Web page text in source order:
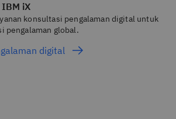
iX
konsultasi pengalaman digital untuk
pengalaman global.
digital